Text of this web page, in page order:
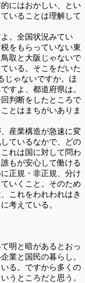
にはおかしい、とい
いることは理解して
。全国状況みてい
をもらっていない東
取と大阪じゃないで
いる。そこをだいた
じゃないですか。ほ
すよ、都道府県は。
判断をしたところで
とはまちがいありま
産業構造が急速に変
ているなかで、どの
れは国に対して問わ
もが安心して働ける
正規・非正規、分け
いくこと。そのため
これをわれわれはき
考えている。
明と暗があるとおっ
業と国民の暮らし。
る。ですから多くの
うところだと思う。